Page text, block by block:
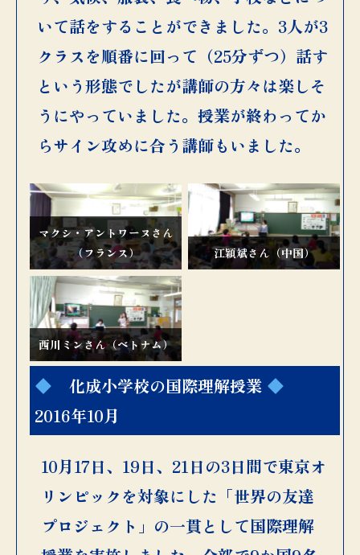
いて話をすることができました。3人が3
クラスを順番に回って（25分ずつ）話す
という形態でしたが講師の方々は楽しそ
うにやっていました。授業が終わってか
らサイン攻めに合う講師もいました。
マクシ・アントワーヌさん
（フランス）
江穎斌さん（中国）
西川ミンさん（ベトナム）
化成小学校の国際理解授業
2016年10月
10月17日、19日、21日の3日間で東京オ
リンピックを対象にした「世界の友達
プロジェクト」の一貫として国際理解